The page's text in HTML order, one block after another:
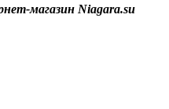
магазин Niagara.su